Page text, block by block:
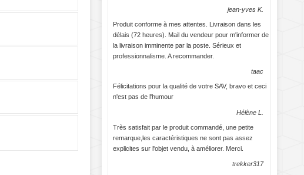
jean-yves K.
Produit conforme à mes attentes. Livraison dans les
délais (72 heures). Mail du vendeur pour m'informer de
la livraison imminente par la poste. Sérieux et
professionnalisme. A recommander.
taac
Félicitations pour la qualité de votre SAV, bravo et ceci
n'est pas de l'humour
Hélène L.
Très satisfait par le produit commandé, une petite
remarque,les caractéristiques ne sont pas assez
explicites sur l'objet vendu, à améliorer. Merci.
trekker317